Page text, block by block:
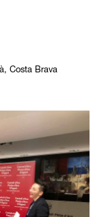
Costa Brava